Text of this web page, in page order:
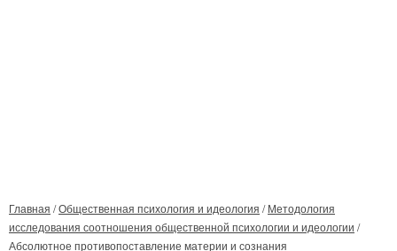
Главная /Общественная психология и идеология /Методология
исследования соотношения общественной психологии и идеологии /
Абсолютное противопоставление материи и сознания